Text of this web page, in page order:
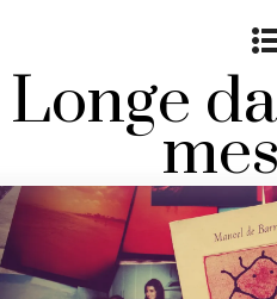
Longe